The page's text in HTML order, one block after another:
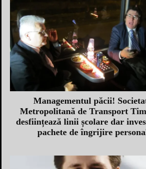
Managementul păcii!
Metropolitană de Transport
desființează linii școlare dar
pachete de îngrijire